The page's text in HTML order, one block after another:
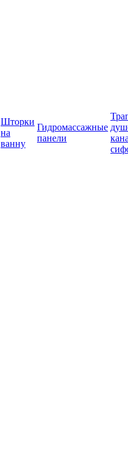
Шторки
на
ванну
Гидромассажные
панели